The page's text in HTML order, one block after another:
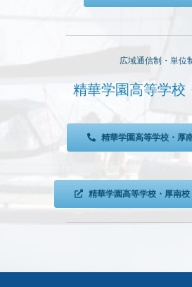
広域通信制・単位
精華学園高等学校
精華学園高等学校・厚
精華学園高等学校・厚南